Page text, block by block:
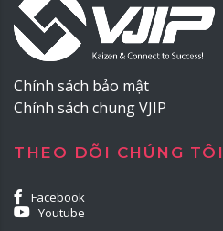
Chính sách bảo mật
Chính sách chung VJIP
THEO DÕI CHÚNG TÔI
Facebook
Youtube